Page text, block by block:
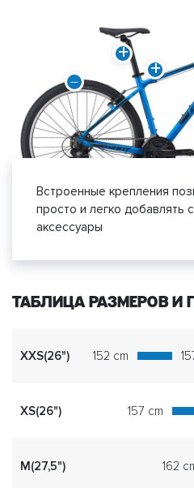
Встроенные крепления
просто и легко добавлять
аксессуары
ТАБЛИЦА РАЗМЕРОВ И
XXS(26") 152 cm
XS(26") 157 cm
M(27,5") 162